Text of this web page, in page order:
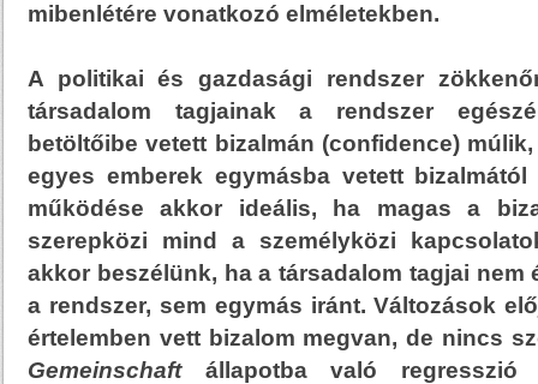
mibenlétére vonatkozó elméletekben.
A politikai és gazdasági rendszer
társadalom tagjainak a rendszer
betöltőibe vetett bizalmán (confidence)
egyes emberek egymásba vetett
működése akkor ideális, ha magas a
szerepközi mind a személyközi
akkor beszélünk, ha a társadalom tagjai nem
a rendszer, sem egymás iránt. Változások
értelemben vett bizalom megvan, de nincs
Gemeinschaftállapotba való